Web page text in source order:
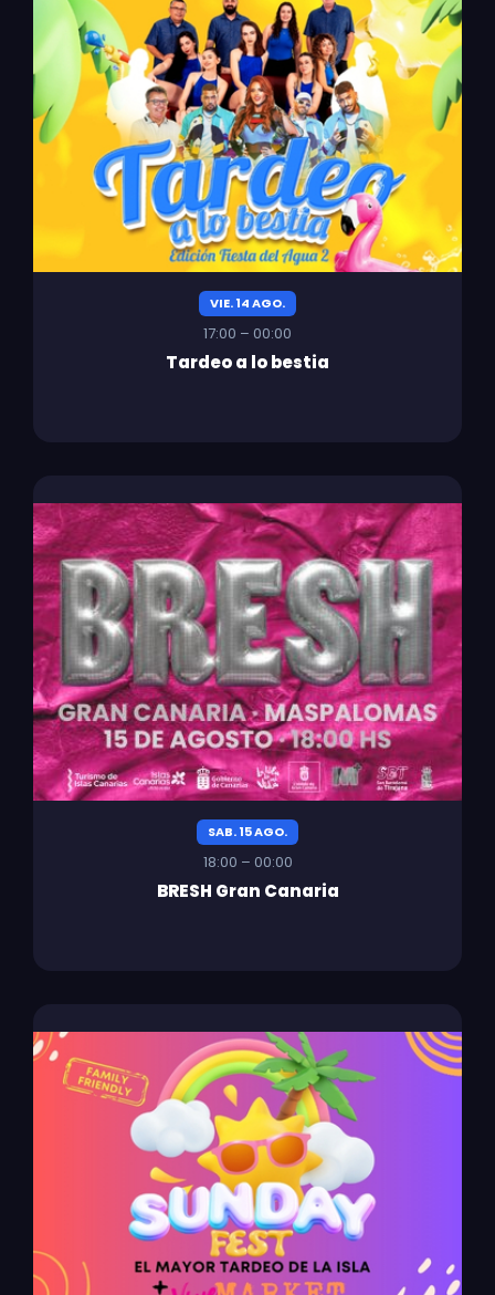
VIE. 14 AGO.
17:00 – 00:00
Tardeo a lo bestia
SAB. 15 AGO.
18:00 – 00:00
BRESH Gran Canaria